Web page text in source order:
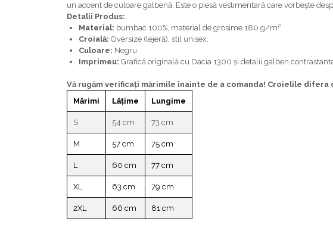
un accent de culoare galbenă. Este o piesă vestimentară care vorbește
Detalii Produs:
Material: bumbac 100%, material de grosime 180 g/m²
Croială: Oversize (lejeră), stil unisex.
Culoare: Negru.
Imprimeu: Grafică originală cu Dacia 1300 și detalii galben
Vă rugăm verificaţi mărimile înainte de a comanda! Croielile difera
Mărimi
Lățime Lungime
S 54 cm 73 cm
M 57 cm 75 cm
L 60 cm 77 cm
XL 63 cm 79 cm
2XL 66 cm 81 cm